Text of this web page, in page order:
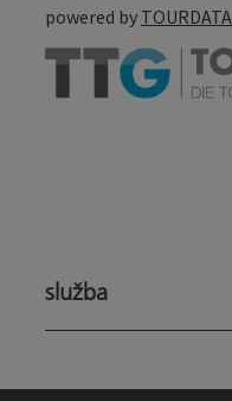
powered by TOURDATA
služba